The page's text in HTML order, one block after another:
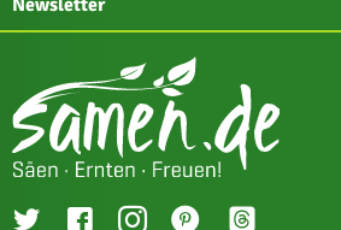
Newsletter